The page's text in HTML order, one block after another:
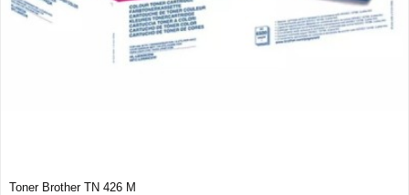
Toner Brother TN 426 M